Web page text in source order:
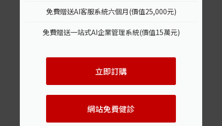
免費贈送AI客服系統六個月(價值25,000元)
免費贈送一站式AI企業管理系統(價值15萬元)
立即訂購
網站免費健診